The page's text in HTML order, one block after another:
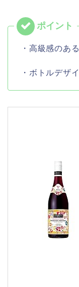
・高級感のあ
・ボトルデザ